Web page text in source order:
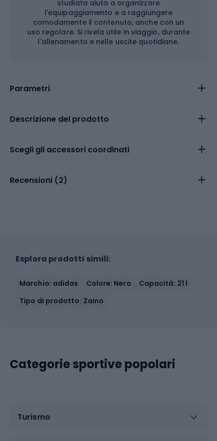
studiata aiuta a organizzare
l'equipaggiamento e a raggiungere
comodamente il contenuto, anche con un
uso regolare. Si rivela utile in viaggio, durante
l'allenamento e nelle uscite quotidiane.
Parametri
Descrizione del prodotto
Scegli gli accessori coordinati
Recensioni (2)
Esplora prodotti simili:
Marchio: adidas Colore: Nero
Capacità: 21 l
Tipo di prodotto: Zaino
Categorie sportive popolari
Turismo